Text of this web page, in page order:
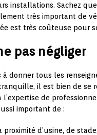
installations. Sachez
très important de
est très coûteuse pour
pas négliger
donner tous les
il est bien de se
de
important de :
proximité d’usine, de